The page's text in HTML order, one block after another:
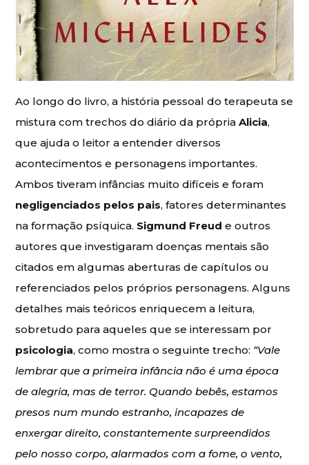
Ao longo do livro, a história pessoal do terapeuta se
mistura com trechos do diário da própriaAlicia,
que ajuda o leitor a entender diversos
acontecimentos e personagens importantes.
Ambos tiveram infâncias muito difíceis e foram
negligenciados pelos pais, fatores determinantes
na formação psíquica. Sigmund Freud e outros
autores que investigaram doenças mentais são
citados em algumas aberturas de capítulos ou
referenciados pelos próprios personagens. Alguns
detalhes mais teóricos enriquecem a leitura,
sobretudo para aqueles que se interessam por
psicologia, como mostra o seguinte trecho: “Vale
lembrar que a primeira infância não é uma época
de alegria, mas de terror. Quando bebês, estamos
presos num mundo estranho, incapazes de
enxergar direito, constantemente surpreendidos
pelo nosso corpo, alarmados com a fome, o vento,